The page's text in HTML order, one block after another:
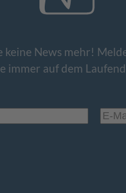
keine News mehr!
immer auf dem